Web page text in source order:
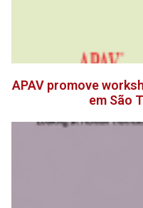
APAV promove
em São